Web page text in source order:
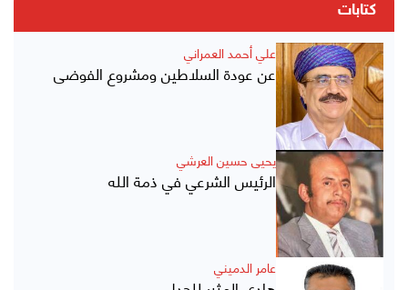
كتابات
علي أحمد العمراني
عن عودة السلاطين ومشروع الفوضى
يحيى حسين العرشي
الرئيس الشرعي في ذمة الله
عامر الدميني